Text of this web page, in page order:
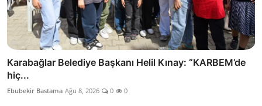
Karabağlar Belediye Başkanı Helil Kınay: “KARBEM’de
hiç...
Ebubekir Bastama Ağu 8, 2026 0 0